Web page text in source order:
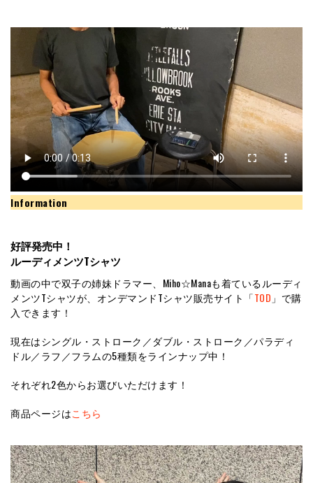
Information
好評発売中！
ルーディメンツTシャツ
動画の中で双子の姉妹ドラマー、Miho☆Manaも着ているルーディ
メンツTシャツが、オンデマンドTシャツ販売サイト「TOD 」で購
入できます！
現在はシングル・ストローク／ダブル・ストローク／パラディ
ドル／ラフ／フラムの5種類をラインナップ中！
それぞれ2色からお選びいただけます！
商品ページはこちら